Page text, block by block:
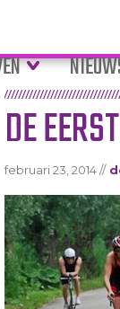
DE
februari 23, 2014 //